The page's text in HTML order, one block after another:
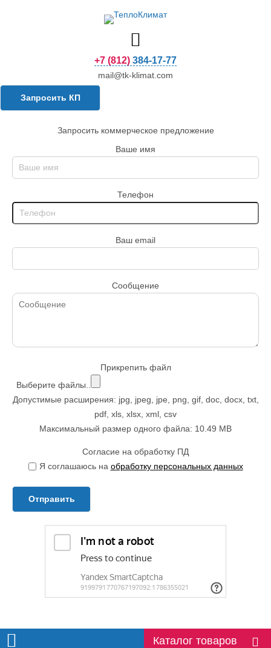
+7 (812) 384-17-77
mail@tk-klimat.com
Запросить КП
Запросить коммерческое предложение
Ваше имя
Телефон
Ваш email
Сообщение
Прикрепить файл
Выберите файлы..
Допустимые расширения: jpg, jpeg, jpe, png, gif, doc, docx, txt,
pdf, xls, xlsx, xml, csv
Максимальный размер одного файла: 10.49 MB
Согласие на обработку ПД
Я соглашаюсь на обработку персональных данных
Отправить
Каталог товаров